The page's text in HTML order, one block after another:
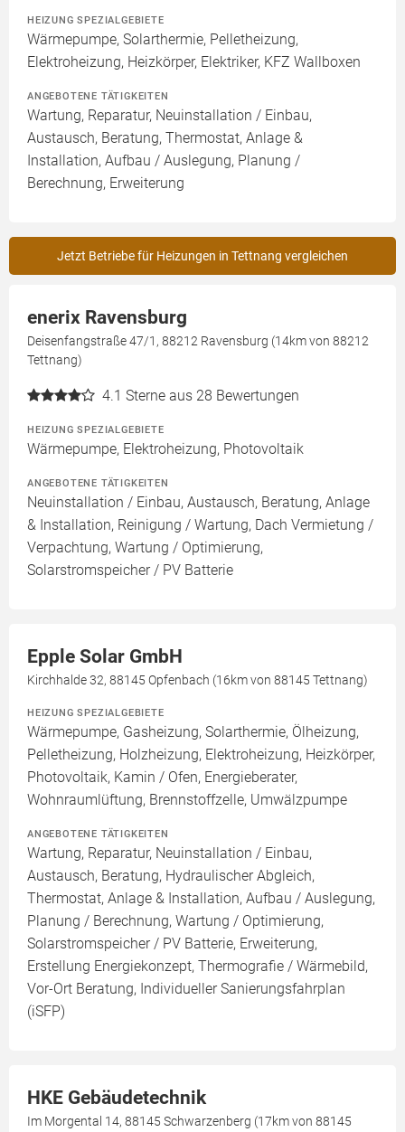
HEIZUNG SPEZIALGEBIETE
Wärmepumpe, Solarthermie, Pelletheizung,
Elektroheizung, Heizkörper, Elektriker, KFZ Wallboxen
ANGEBOTENE TÄTIGKEITEN
Wartung, Reparatur, Neuinstallation / Einbau,
Austausch, Beratung, Thermostat, Anlage &
Installation, Aufbau / Auslegung, Planung /
Berechnung, Erweiterung
Jetzt Betriebe für Heizungen in Tettnang vergleichen
enerix Ravensburg
Deisenfangstraße 47/1, 88212 Ravensburg (14km von 88212
Tettnang)
4.1 Sterne aus 28 Bewertungen
HEIZUNG SPEZIALGEBIETE
Wärmepumpe, Elektroheizung, Photovoltaik
ANGEBOTENE TÄTIGKEITEN
Neuinstallation / Einbau, Austausch, Beratung, Anlage
& Installation, Reinigung / Wartung, Dach Vermietung /
Verpachtung, Wartung / Optimierung,
Solarstromspeicher / PV Batterie
Epple Solar GmbH
Kirchhalde 32, 88145 Opfenbach (16km von 88145 Tettnang)
HEIZUNG SPEZIALGEBIETE
Wärmepumpe, Gasheizung, Solarthermie, Ölheizung,
Pelletheizung, Holzheizung, Elektroheizung, Heizkörper,
Photovoltaik, Kamin / Ofen, Energieberater,
Wohnraumlüftung, Brennstoffzelle, Umwälzpumpe
ANGEBOTENE TÄTIGKEITEN
Wartung, Reparatur, Neuinstallation / Einbau,
Austausch, Beratung, Hydraulischer Abgleich,
Thermostat, Anlage & Installation, Aufbau / Auslegung,
Planung / Berechnung, Wartung / Optimierung,
Solarstromspeicher / PV Batterie, Erweiterung,
Erstellung Energiekonzept, Thermografie / Wärmebild,
Vor-Ort Beratung, Individueller Sanierungsfahrplan
(iSFP)
HKE Gebäudetechnik
Im Morgental 14, 88145 Schwarzenberg (17km von 88145